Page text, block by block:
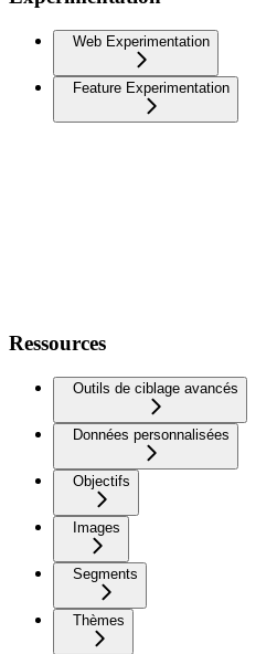
Web Experimentation
Feature Experimentation
Ressources
Outils de ciblage avancés
Données personnalisées
Objectifs
Images
Segments
Thèmes